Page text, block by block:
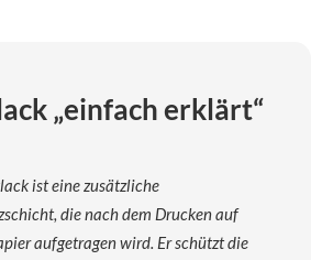
„einfach erklärt“
ist eine zusätzliche
die nach dem Drucken auf
aufgetragen wird. Er schützt die